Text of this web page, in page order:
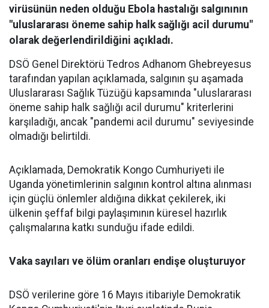
virüsünün neden olduğu Ebola hastalığı salgınının
"uluslararası öneme sahip halk sağlığı acil durumu"
olarak değerlendirildiğini açıkladı.
DSÖ Genel Direktörü Tedros Adhanom Ghebreyesus
tarafından yapılan açıklamada, salgının şu aşamada
Uluslararası Sağlık Tüzüğü kapsamında "uluslararası
öneme sahip halk sağlığı acil durumu" kriterlerini
karşıladığı, ancak "pandemi acil durumu" seviyesinde
olmadığı belirtildi.
Açıklamada, Demokratik Kongo Cumhuriyeti ile
Uganda yönetimlerinin salgının kontrol altına alınması
için güçlü önlemler aldığına dikkat çekilerek, iki
ülkenin şeffaf bilgi paylaşımının küresel hazırlık
çalışmalarına katkı sunduğu ifade edildi.
Vaka sayıları ve ölüm oranları endişe oluşturuyor
DSÖ verilerine göre 16 Mayıs itibariyle Demokratik